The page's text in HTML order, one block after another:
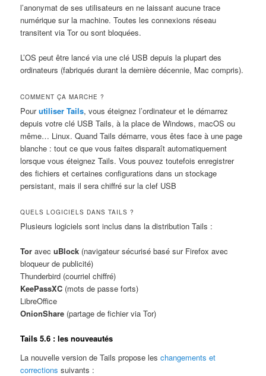
l’anonymat de ses utilisateurs en ne laissant aucune trace
numérique sur la machine. Toutes les connexions réseau
transitent via Tor ou sont bloquées.
L’OS peut être lancé via une clé USB depuis la plupart des
ordinateurs (fabriqués durant la dernière décennie, Mac compris).
COMMENT ÇA MARCHE ?
Pourutiliser Tails, vous éteignez l’ordinateur et le démarrez
depuis votre clé USB Tails, à la place de Windows, macOS ou
même… Linux. Quand Tails démarre, vous êtes face à une page
blanche : tout ce que vous faites disparaît automatiquement
lorsque vous éteignez Tails. Vous pouvez toutefois enregistrer
des fichiers et certaines configurations dans un stockage
persistant, mais il sera chiffré sur la clef USB
QUELS LOGICIELS DANS TAILS ?
Plusieurs logiciels sont inclus dans la distribution Tails :
Tor avecuBlock (navigateur sécurisé basé sur Firefox avec
bloqueur de publicité)
Thunderbird (courriel chiffré)
KeePassXC (mots de passe forts)
LibreOffice
OnionShare (partage de fichier via Tor)
Tails 5.6 : les nouveautés
La nouvelle version de Tails propose leschangements et
corrections suivants :